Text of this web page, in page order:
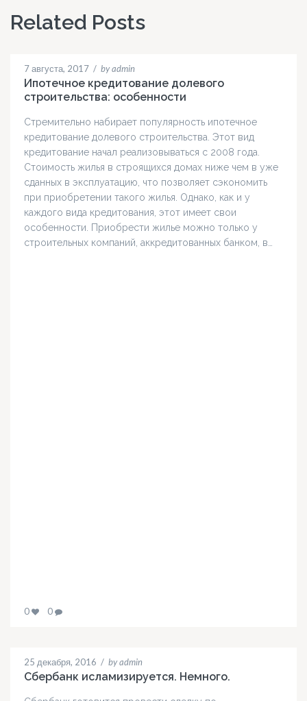
Related Posts
7 августа, 2017 / by admin
Ипотечное кредитование долевого
строительства: особенности
Стремительно набирает популярность ипотечное
кредитование долевого строительства. Этот вид
кредитование начал реализовываться с 2008 года.
Стоимость жилья в строящихся домах ниже чем в уже
сданных в эксплуатацию, что позволяет сэкономить
при приобретении такого жилья. Однако, как и у
каждого вида кредитования, этот имеет свои
особенности. Приобрести жилье можно только у
строительных компаний, аккредитованных банком, в…
0 0
25 декабря, 2016 / by admin
Сбербанк исламизируется. Немного.